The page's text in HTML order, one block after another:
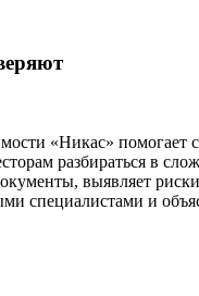
«Никас» помогает
разбираться в
выявляет
специалистами и